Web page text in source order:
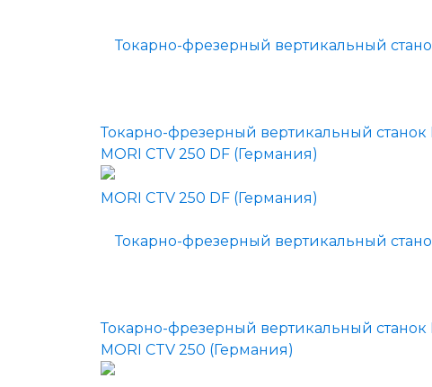
Токарно-фрезерный вертикальный станок
MORI CTV 250 DF (Германия)
Токарно-фрезерный вертикальный станок
MORI CTV 250 (Германия)